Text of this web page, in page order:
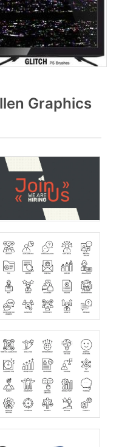
Graphics